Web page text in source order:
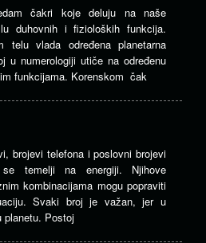
čakri koje deluju na naše
duhovnih i fizioloških funkcija.
telu vlada određena planetarna
u numerologiji utiče na određenu
funkcijama. Korenskom čak
brojevi telefona i poslovni brojevi
temelji na energiji. Njihove
kombinacijama mogu popraviti
Svaki broj je važan, jer u
planetu. Postoj